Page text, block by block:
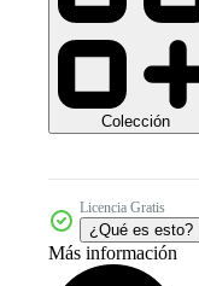
Colección
Licencia Gratis
¿Qué es esto?
Más información